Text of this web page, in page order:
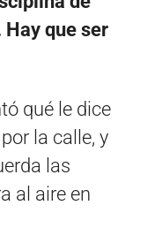
Hay que ser
qué le dice
la calle, y
las
al aire en